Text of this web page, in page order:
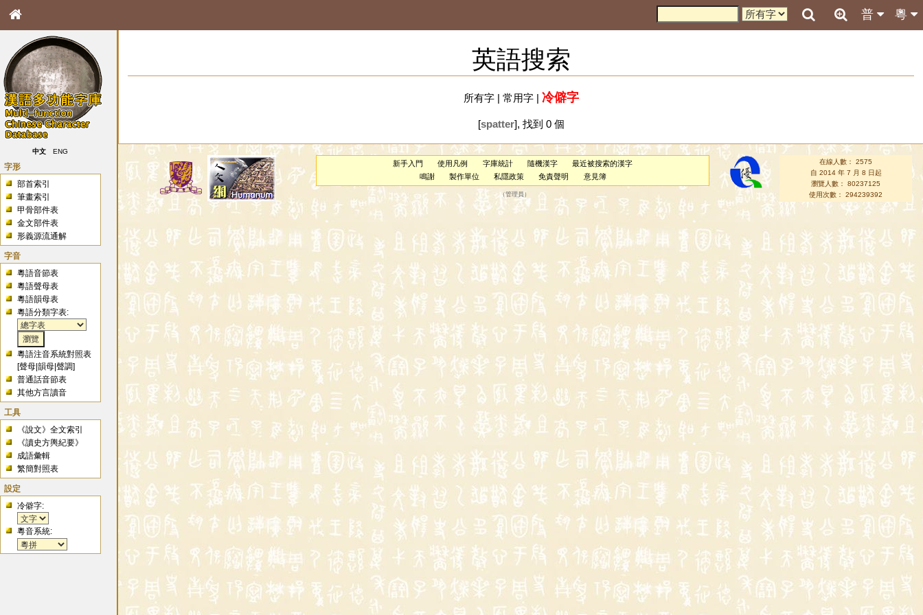
粵
普
中文 ENG
字形
部首索引
筆畫索引
甲骨部件表
金文部件表
形義源流通解
字音
粵語音節表
粵語聲母表
粵語韻母表
粵語分類字表:
粵語注音系統對照表
[聲母 |韻母 |聲調]
普通話音節表
其他方言讀音
工具
《說文》全文索引
《讀史方輿紀要》
成語彙輯
繁簡對照表
設定
冷僻字:
粵音系統:
英語搜索
所有字| 常用字| 冷僻字
[spatter], 找到 0 個
新手入門 使用凡例 字庫統計 隨機漢字
最近被搜索的漢字
鳴謝
製作單位 私隱政策 免責聲明 意見簿
（管理員 ）
在線人數： 2575
自 2014 年 7 月 8 日起
瀏覽人數： 80237125
使用次數： 294239392